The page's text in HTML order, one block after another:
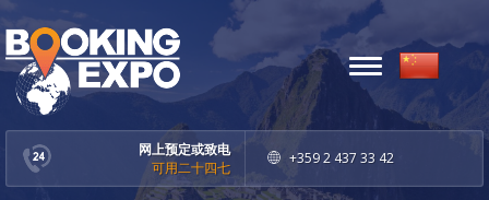
网上预定或致电
可用二十四七
+359 2 437 33 42
Toggle
navigation